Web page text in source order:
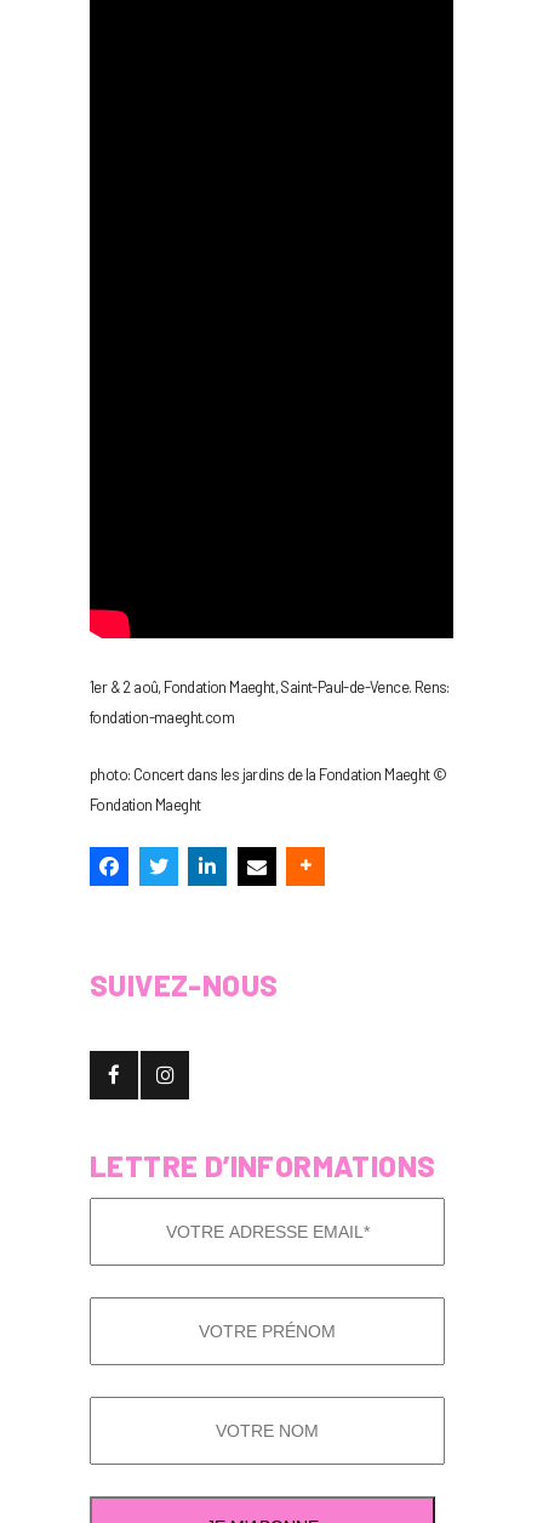
1er & 2 aoû, Fondation Maeght, Saint-Paul-de-Vence. Rens:
fondation-maeght.com
photo: Concert dans les jardins de la Fondation Maeght ©
Fondation Maeght
SUIVEZ-NOUS
LETTRE D’INFORMATIONS